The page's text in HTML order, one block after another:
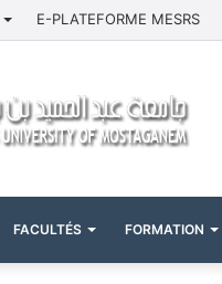
E-PLATEFORME MESRS
FACULTÉS FORMATION